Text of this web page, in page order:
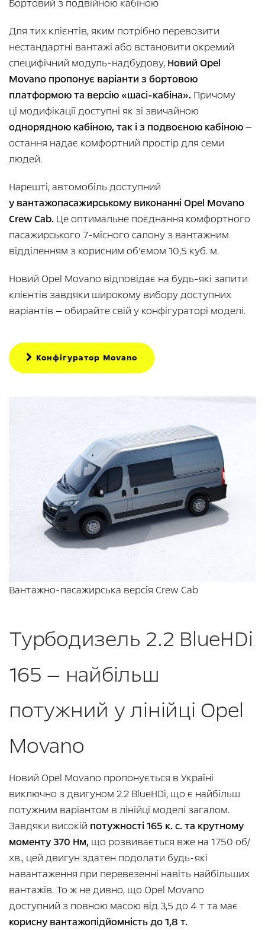
Бортовий з подвійною кабіною
Для тих клієнтів, яким потрібно перевозити
нестандартні вантажі або встановити окремий
специфічний модуль-надбудову, Новий Opel
Movano пропонує варіанти з бортовою
платформою та версію «шасі-кабіна». Причому
ці модифікації доступні як зі звичайною
однорядною кабіною, так і з подвоєною кабіною—
остання надає комфортний простір для семи
людей.
Нарешті, автомобіль доступний
у вантажопасажирському виконанні Opel Movano
Crew Cab. Це оптимальне поєднання комфортного
пасажирського 7-місного салону з вантажним
відділенням з корисним об’ємом 10,5 куб. м.
Новий Opel Movano відповідає на будь-які запити
клієнтів завдяки широкому вибору доступних
варіантів — обирайте свій у конфігураторі моделі.
Конфігуратор Movano
Вантажно-пасажирська версія Crew Cab
Турбодизель 2.2 BlueHDi
165 — найбільш
потужний у лінійці Opel
Movano
Новий Opel Movano пропонується в Україні
виключно з двигуном 2.2 BlueHDi, що є найбільш
потужним варіантом в лінійці моделі загалом.
Завдяки високій потужності 165 к. с. та крутному
моменту 370 Нм, що розвивається вже на 1750 об/
хв., цей двигун здатен подолати будь-які
навантаження при перевезенні навіть найбільших
вантажів. То ж не дивно, що Opel Movano
доступний з повною масою від 3,5 до 4 т та має
корисну вантажопідйомність до 1,8 т.